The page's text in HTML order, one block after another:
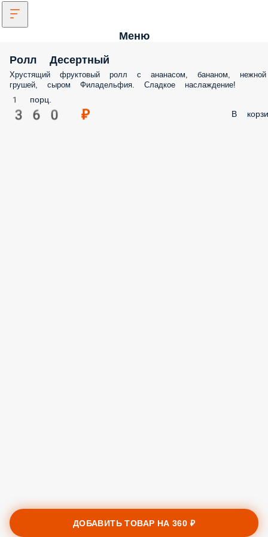
Меню
Ролл Десертный
Хрустящий фруктовый ролл с ананасом, бананом, нежной
грушей, сыром Филадельфия. Сладкое наслаждение!
1 порц.
360 ₽ В
ДОБАВИТЬ ТОВАР НА360 ₽